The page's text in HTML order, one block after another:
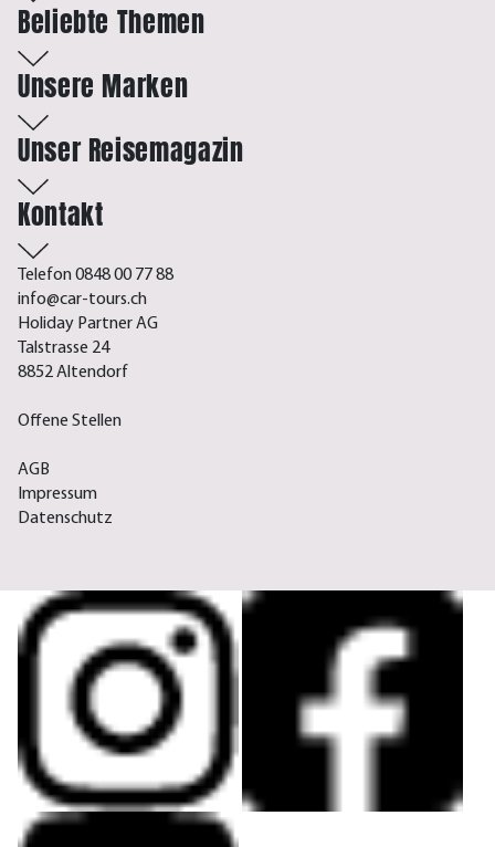
Beliebte Themen
Unsere Marken
Unser Reisemagazin
Kontakt
Telefon 0848 00 77 88
info@car-tours.ch
Holiday Partner AG
Talstrasse 24
8852 Altendorf
Offene Stellen
AGB
Impressum
Datenschutz